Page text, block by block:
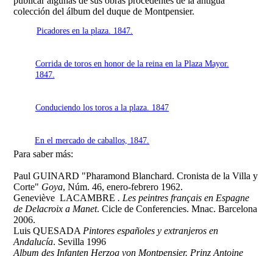
colección del álbum del duque de Montpensier.
Picadores en la plaza. 1847.
Corrida de toros en honor de la reina en la Plaza Mayor.
1847.
Conduciendo los toros a la plaza. 1847
En el mercado de caballos, 1847.
Para saber más:
Paul GUINARD "Pharamond Blanchard. Cronista de la Villa y
Corte" Goya, Núm. 46, enero-febrero 1962.
Geneviève LACAMBRE. Les peintres français en Espagne
de Delacroix a Manet. Cicle de Conferencies. Mnac. Barcelona
2006.
Luis QUESADA Pintores españoles y extranjeros en
Andalucía. Sevilla 1996
Album des Infanten Herzog von Montpensier. Prinz Antoine